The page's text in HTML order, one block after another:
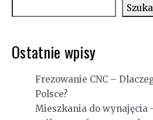
Ostatnie wpisy
Frezowanie CNC –
Polsce?
Mieszkania do wynajęcia